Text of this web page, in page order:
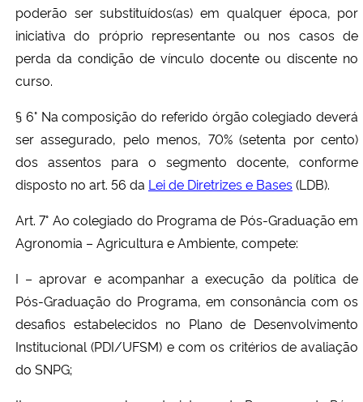
poderão ser substituídos(as) em qualquer época, por
iniciativa do próprio representante ou nos casos de
perda da condição de vínculo docente ou discente no
curso.
§ 6° Na composição do referido órgão colegiado deverá
ser assegurado, pelo menos, 70% (setenta por cento)
dos assentos para o segmento docente, conforme
disposto no art. 56 da Lei de Diretrizes e Bases(LDB).
Art. 7° Ao colegiado do Programa de Pós-Graduação em
Agronomia – Agricultura e Ambiente, compete:
I – aprovar e acompanhar a execução da política de
Pós-Graduação do Programa, em consonância com os
desafios estabelecidos no Plano de Desenvolvimento
Institucional (PDI/UFSM) e com os critérios de avaliação
do SNPG;